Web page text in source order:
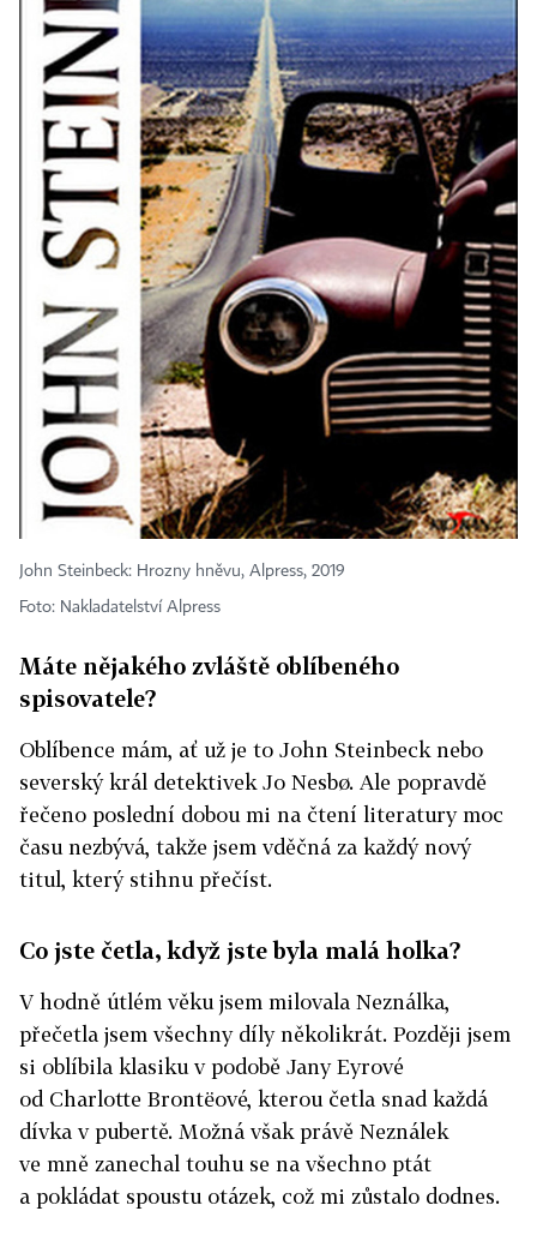
John Steinbeck: Hrozny hněvu, Alpress, 2019
Foto: Nakladatelství Alpress
Máte nějakého zvláště oblíbeného
spisovatele?
Oblíbence mám, ať už je to John Steinbeck nebo
severský král detektivek Jo Nesbø. Ale popravdě
řečeno poslední dobou mi na čtení literatury moc
času nezbývá, takže jsem vděčná za každý nový
titul, který stihnu přečíst.
Co jste četla, když jste byla malá holka?
V hodně útlém věku jsem milovala Neználka,
přečetla jsem všechny díly několikrát. Později jsem
si oblíbila klasiku v podobě Jany Eyrové
od Charlotte Brontëové, kterou četla snad každá
dívka v pubertě. Možná však právě Neználek
ve mně zanechal touhu se na všechno ptát
a pokládat spoustu otázek, což mi zůstalo dodnes.